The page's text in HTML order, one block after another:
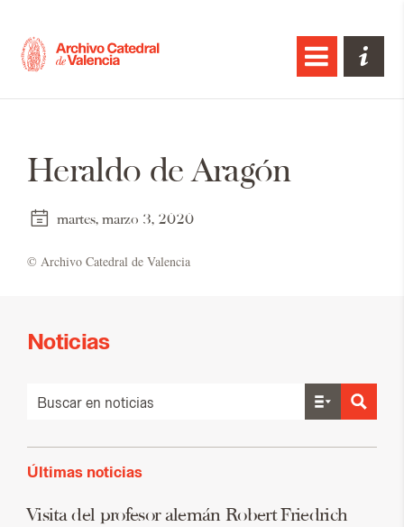
Heraldo de Aragón
martes, marzo 3, 2020
© Ar­chi­vo Ca­te­dral de Va­len­cia
Noticias
Últimas noticias
Visita del profesor alemán Robert Friedrich